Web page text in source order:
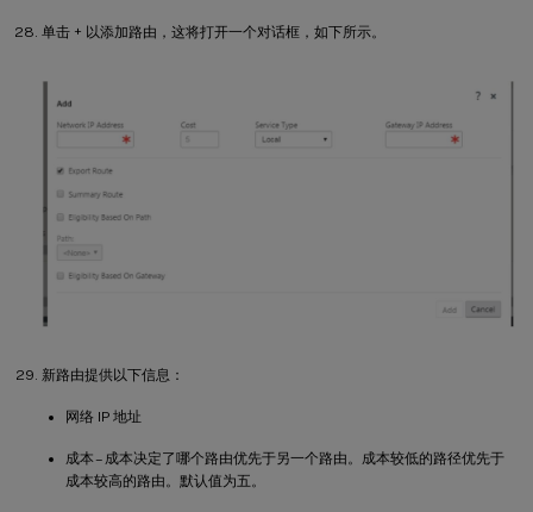
单击 + 以添加路由，这将打开一个对话框，如下所示。
新路由提供以下信息：
网络 IP 地址
成本 – 成本决定了哪个路由优先于另一个路由。成本较低的路径优先于
成本较高的路由。默认值为五。